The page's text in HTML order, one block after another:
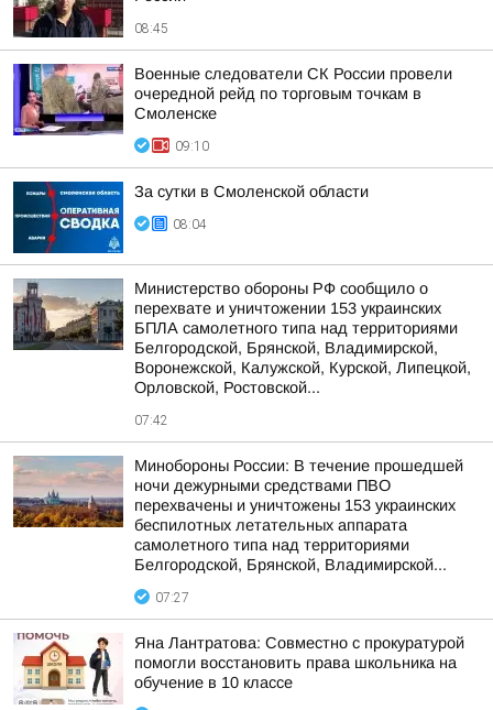
08:45
Военные следователи СК России провели
очередной рейд по торговым точкам в
Смоленске
09:10
За сутки в Смоленской области
08:04
Министерство обороны РФ сообщило о
перехвате и уничтожении 153 украинских
БПЛА самолетного типа над территориями
Белгородской, Брянской, Владимирской,
Воронежской, Калужской, Курской, Липецкой,
Орловской, Ростовской...
07:42
Минобороны России: В течение прошедшей
ночи дежурными средствами ПВО
перехвачены и уничтожены 153 украинских
беспилотных летательных аппарата
самолетного типа над территориями
Белгородской, Брянской, Владимирской...
07:27
Яна Лантратова: Совместно с прокуратурой
помогли восстановить права школьника на
обучение в 10 классе